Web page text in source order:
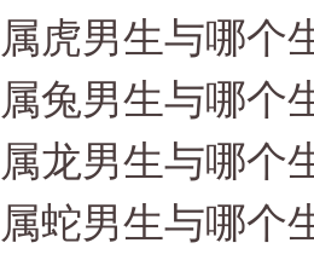
属虎男生与哪个
属兔男生与哪个
属龙男生与哪个
属蛇男生与哪个